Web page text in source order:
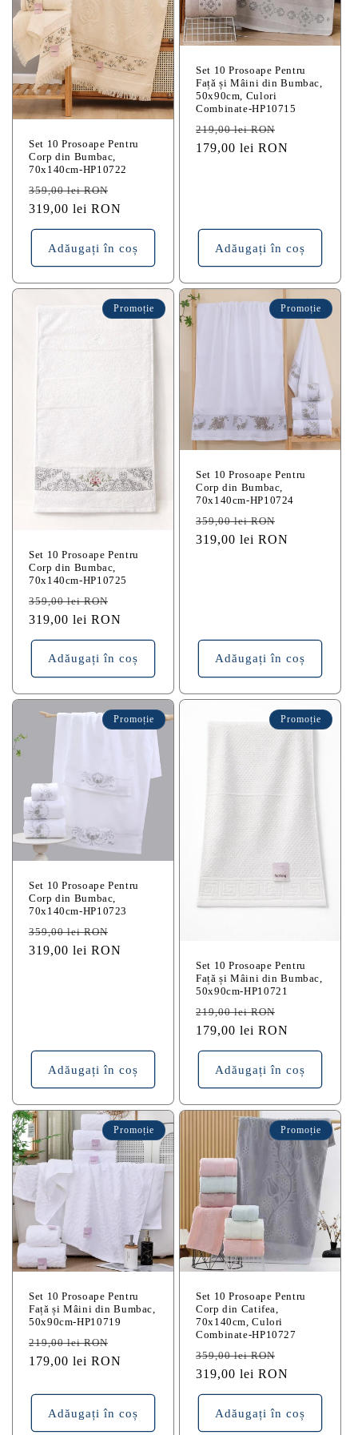
Set 10 Prosoape Pentru
Corp din Bumbac,
70x140cm-HP10722
Preț
obișnuit
359,00 lei RON
redus
319,00 lei RON
Adăugați în coș
Set 10 Prosoape Pentru
Față și Mâini din Bumbac,
50x90cm, Culori
Combinate-HP10715
Preț
obișnuit
219,00 lei RON
redus
179,00 lei RON
Adăugați în coș
Promoție
Set 10 Prosoape Pentru
Corp din Bumbac,
70x140cm-HP10725
Preț
obișnuit
359,00 lei RON
redus
319,00 lei RON
Adăugați în coș
Promoție
Set 10 Prosoape Pentru
Corp din Bumbac,
70x140cm-HP10724
Preț
obișnuit
359,00 lei RON
redus
319,00 lei RON
Adăugați în coș
Promoție
Set 10 Prosoape Pentru
Corp din Bumbac,
70x140cm-HP10723
Preț
obișnuit
359,00 lei RON
redus
319,00 lei RON
Adăugați în coș
Promoție
Set 10 Prosoape Pentru
Față și Mâini din Bumbac,
50x90cm-HP10721
Preț
obișnuit
219,00 lei RON
redus
179,00 lei RON
Adăugați în coș
Promoție
Set 10 Prosoape Pentru
Față și Mâini din Bumbac,
50x90cm-HP10719
Preț
obișnuit
219,00 lei RON
redus
179,00 lei RON
Adăugați în coș
Promoție
Set 10 Prosoape Pentru
Corp din Catifea,
70x140cm, Culori
Combinate-HP10727
Preț
obișnuit
359,00 lei RON
redus
319,00 lei RON
Adăugați în coș